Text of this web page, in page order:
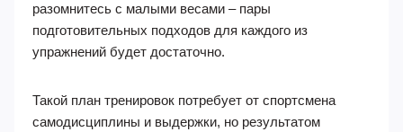
разомнитесь с малыми весами – пары
подготовительных подходов для каждого из
упражнений будет достаточно.
Такой план тренировок потребует от спортсмена
самодисциплины и выдержки, но результатом